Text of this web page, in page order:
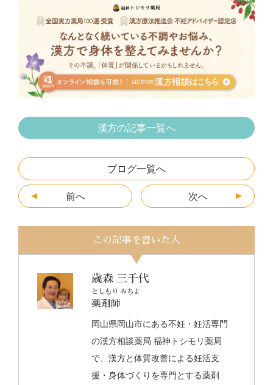
b
o
o
k
er n
a
e
n
g
er
漢方の記事一覧へ
ブログ一覧へ
前へ 次へ
この記事を書いた人
歳森 三千代
としもり みちよ
薬剤師
岡山県岡山市にある不妊・妊活専門
の漢方相談薬局 福神トシモリ薬局
で、漢方と体質改善による妊活支
援・身体づくりを専門とする薬剤